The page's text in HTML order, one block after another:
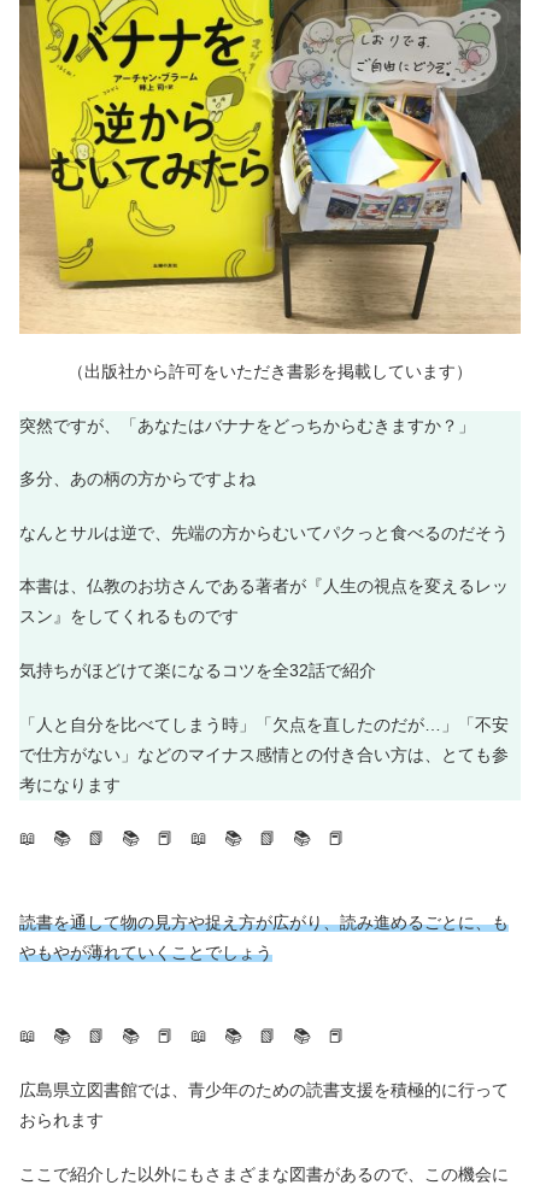
（出版社から許可をいただき書影を掲載しています）
突然ですが、「あなたはバナナをどっちからむきますか？」
多分、あの柄の方からですよね
なんとサルは逆で、先端の方からむいてパクっと食べるのだそう
本書は、仏教のお坊さんである著者が『人生の視点を変えるレッ
スン』をしてくれるものです
気持ちがほどけて楽になるコツを全32話で紹介
「人と自分を比べてしまう時」「欠点を直したのだが…」「不安
で仕方がない」などのマイナス感情との付き合い方は、とても参
考になります
📖 📚 📗 📚 📕 📖 📚 📗 📚 📕
読書を通して物の見方や捉え方が広がり、読み進めるごとに、も
やもやが薄れていくことでしょう
📖 📚 📗 📚 📕 📖 📚 📗 📚 📕
広島県立図書館では、青少年のための読書支援を積極的に行って
おられます
ここで紹介した以外にもさまざまな図書があるので、この機会に